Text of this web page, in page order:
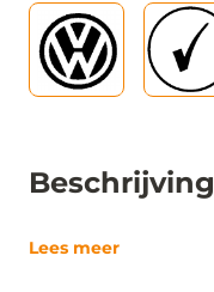
Beschrijving
Lees meer